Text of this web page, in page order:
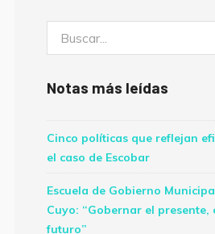
Notas más leídas
Cinco políticas que reflejan
el caso de Escobar
Escuela de Gobierno
Cuyo: “Gobernar el presente,
futuro”